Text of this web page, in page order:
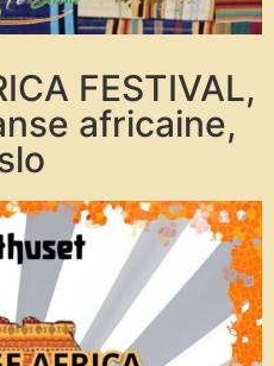
FESTIVAL,
africaine,